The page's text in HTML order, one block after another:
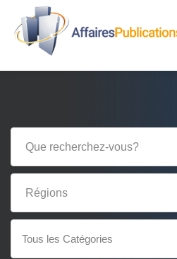
Tous les Catégories